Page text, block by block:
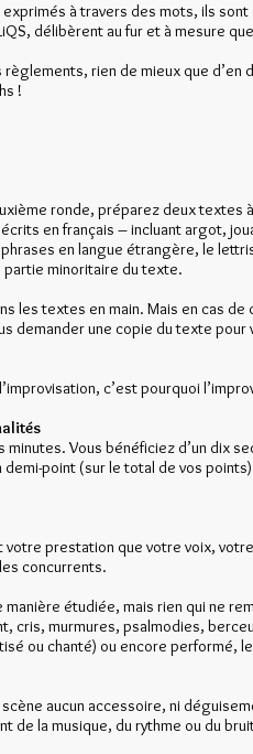
à travers des mots, ils
délibèrent au fur et à mesure
rien de mieux que
!
ronde, préparez deux
en français – incluant argot,
en langue étrangère, le
partie minoritaire du texte.
les textes en main. Mais en cas
demander une copie du texte
c’est pourquoi
Vous bénéficiez d’un dix
demi-point (sur le total de vos
votre prestation que votre voix,
concurrents.
étudiée, mais rien qui ne
cris, murmures, psalmodies,
ou chanté) ou encore
aucun accessoire, ni
de la musique, du rythme ou du